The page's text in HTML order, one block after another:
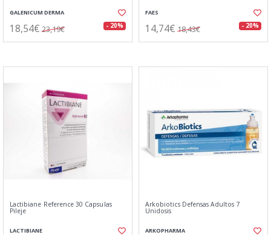
GALENICUM DERMA
18,54€ 23,19€ - 20%
FAES
14,74€ 18,43€ - 20%
Lactibiane Reference 30 Capsulas
Pileje
LACTIBIANE
Arkobiotics Defensas Adultos 7
Unidosis
ARKOPHARMA